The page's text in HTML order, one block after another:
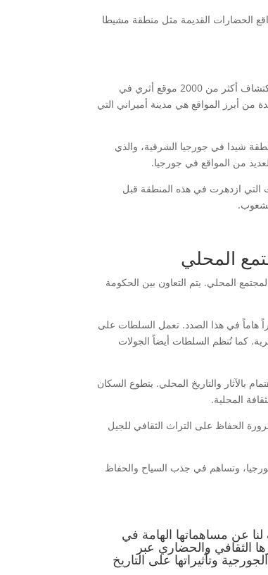
الحضارات القديمة مثل منطقة مشيطا
اكتشاف مواقع الحضارات القديمة في جورجيا يعتبر من أهم الاكتشافات التاريخية في العالم. تم اكتشاف أكثر من 2000 موقع أثري في
من أبرز المواقع هي مدينة أميراني التي
شيدا في جورجيا الشرقية، والذي
من المواقع في جورجيا.
التي ازدهرت في هذه المنطقة قبل
المحلي
المحلي. يتم التعاون بين الحكومة
هاماً في هذا الصدد. تعمل السلطات على
كما تُنظم السلطات أيضاً الجولات
بالآثار والتاريخ المحلي. يتطوع السكان
المحلية.
الحفاظ على التراث الثقافي للجيل
وتساهم في جذب السياح والحفاظ
عن مساهماتها الهامة في
الثقافي والحضاري عبر
وتأثيراتها على التاريخ